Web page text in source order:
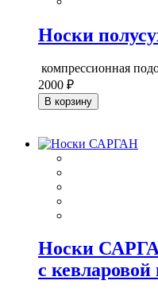
Носки
компрессионная
2000 ₽
В корзину
Носки
с